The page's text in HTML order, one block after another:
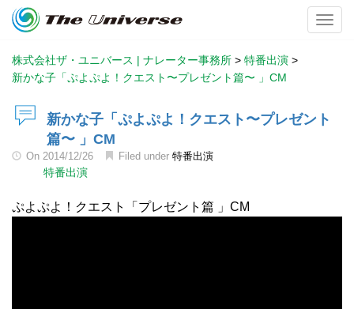
株式会社ザ・ユニバース | ナレーター事務所 > 特番出演 >
新かな子「ぷよぷよ！クエスト〜プレゼント篇〜 」CM
新かな子「ぷよぷよ！クエスト〜プレゼント
篇〜 」CM
On 2014/12/26 Filed under 特番出演
特番出演
ぷよぷよ！クエスト「プレゼント篇 」CM